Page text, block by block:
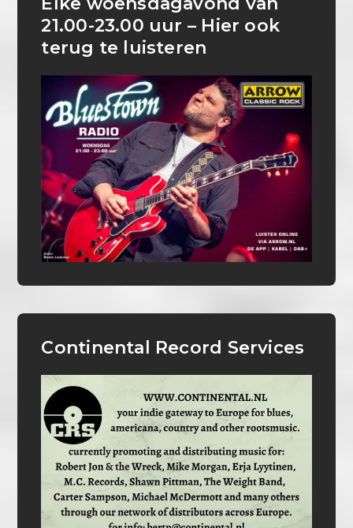
21.00-23.00 uur – Hier ook
terug te luisteren
Continental Record Services